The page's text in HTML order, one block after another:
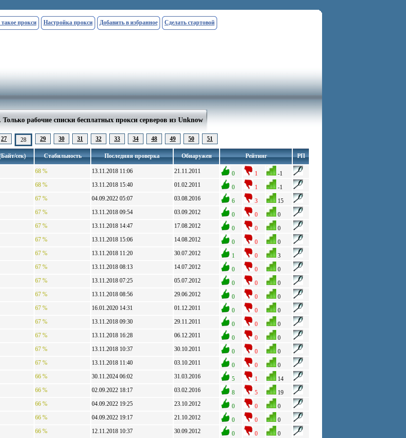
прокси Настройка прокси Добавить в избранное Сделать стартовой
Только рабочие списки бесплатных прокси серверов из Unknow
27 28 29 30 31 32 33 34 48 49 50 51
сек) Стабильность Последняя проверка Обнаружен Рейтинг РП
68 % 13.11.2018 11:06 21.11.2011 0 1
-1
68 % 13.11.2018 15:40 01.02.2011 0 1
-1
67 % 04.09.2022 05:07 03.08.2016 6 3
15
67 % 13.11.2018 09:54 03.09.2012 0 0
0
67 % 13.11.2018 14:47 17.08.2012 0 0
0
67 % 13.11.2018 15:06 14.08.2012 0 0
0
67 % 13.11.2018 11:20 30.07.2012 1 0
3
67 % 13.11.2018 08:13 14.07.2012 0 0
0
67 % 13.11.2018 07:25 05.07.2012 0 0
0
67 % 13.11.2018 08:56 29.06.2012 0 0
0
67 % 16.01.2020 14:31 01.12.2011 0 0
0
67 % 13.11.2018 09:30 29.11.2011 0 0
0
67 % 13.11.2018 16:28 06.12.2011 0 0
0
67 % 13.11.2018 10:37 30.10.2011 0 0
0
67 % 13.11.2018 11:40 03.10.2011 0 0
0
66 % 30.11.2024 06:02 31.03.2016 5 1
14
66 % 02.09.2022 18:17 03.02.2016 8 5
19
66 % 04.09.2022 19:25 23.10.2012 0 0
0
66 % 04.09.2022 19:17 21.10.2012 0 0
0
66 % 12.11.2018 10:37 30.09.2012 0 0 0